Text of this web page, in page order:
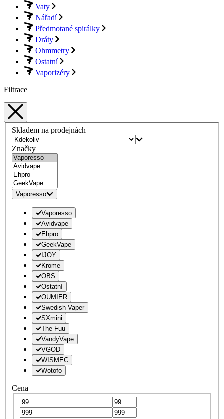
Vaty
Nářadí
Předmotané spirálky
Dráty
Ohmmetry
Ostatní
Vaporizéry
Filtrace
Skladem na prodejnách
Značky
Vaporesso
Vaporesso
Avidvape
Ehpro
GeekVape
IJOY
Krome
OBS
Ostatní
OUMIER
Swedish Vaper
SXmini
The Fuu
VandyVape
VGOD
WISMEC
Wotofo
Cena